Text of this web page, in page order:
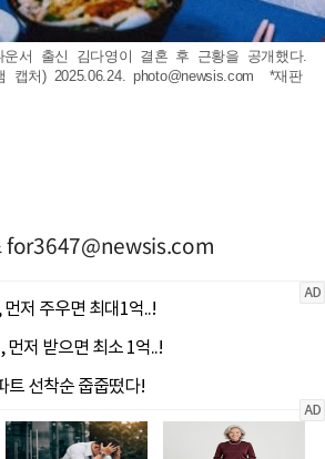
운서 출신 김다영이 결혼 후 근황을 공개했다.
캡처) 2025.06.24. photo@newsis.com *재판
for3647@newsis.com